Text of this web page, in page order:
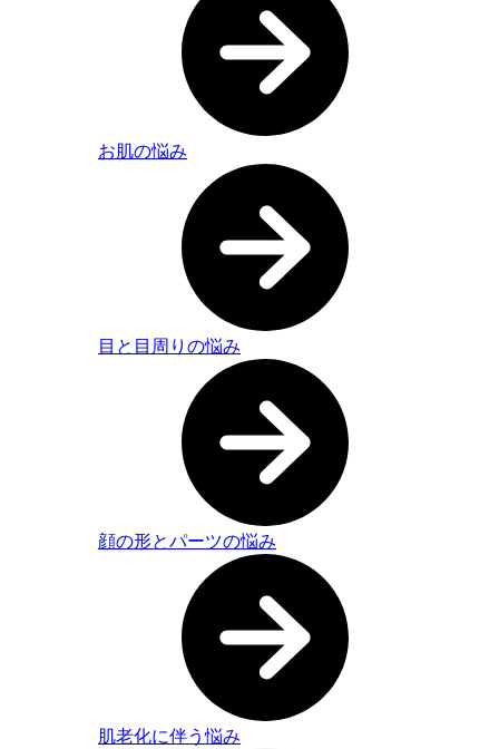
お肌の悩み
目と目周りの悩み
顔の形とパーツの悩み
肌老化に伴う悩み